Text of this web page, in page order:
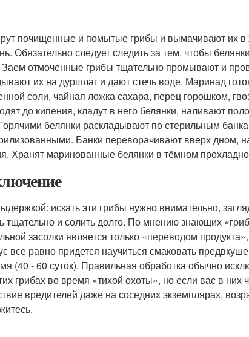
почищенные и помытые грибы и вымачивают их в
Обязательно следует следить за тем, чтобы
отмоченные грибы тщательно промывают и
их на дуршлаг и дают стечь воде. Маринад
соли, чайная ложка сахара, перец горошком,
до кипения, кладут в него белянки, наливают
белянки раскладывают по стерильным
Банки переворачивают вверх дном,
Хранят маринованные белянки в тёмном
искать эти грибы нужно внимательно,
и солить долго. По мнению знающих
засолки является только «переводом
равно придется научиться смаковать
(40 - 60 суток). Правильная обработка обычно
грибах во время «тихой охоты», но если вас в них
вредителей даже на соседних экземплярах,